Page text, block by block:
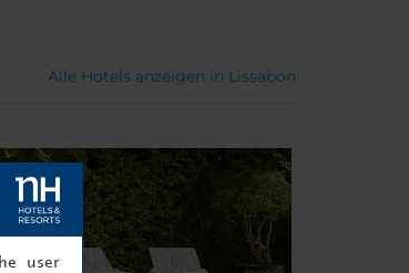
Alle Hotels anzeigen in Lissabon
user